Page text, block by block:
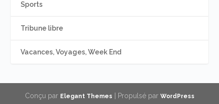
Sports
Tribune libre
Vacances, Voyages, Week End
Conçu par Elegant Themes | Propulsé par WordPress